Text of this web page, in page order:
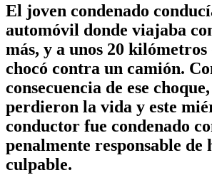
El joven condenado
automóvil donde viajaba
más, y a unos 20 kilómetros
chocó contra un camión.
consecuencia de ese
perdieron la vida y este
conductor fue condenado
penalmente responsable de
culpable.